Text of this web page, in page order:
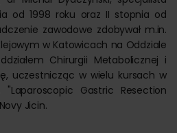
od 1998 roku oraz II stopnia od
zawodowe zdobywał m.in.
w Katowicach na Oddziale
Chirurgii Metabolicznej i
uczestnicząc w wielu kursach w
Gastric Resection
Jicin.